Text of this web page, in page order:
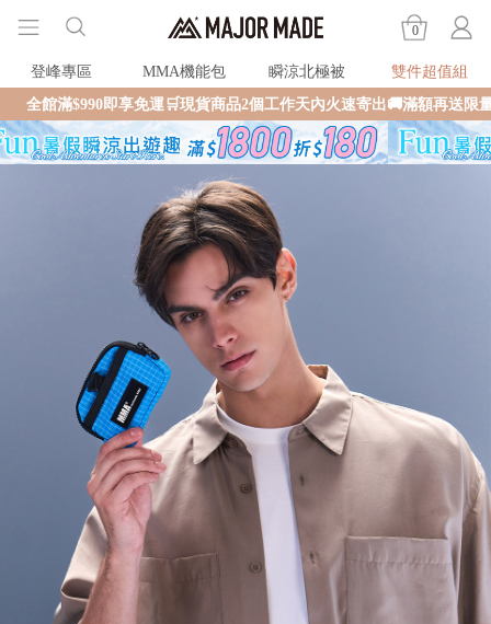
0
登峰專區 MMA機能包 瞬涼北極被
雙件超值組
享免運🛒現貨商品2個工作天內火速寄出🚚滿額再送限量好禮✨